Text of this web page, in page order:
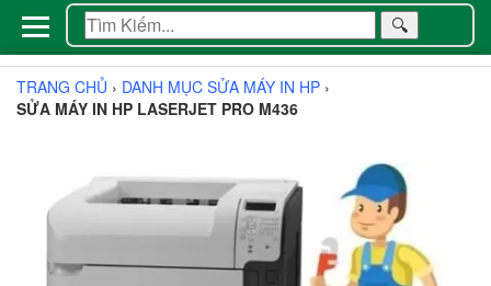
🔍
TRANG CHỦ › DANH MỤC SỬA MÁY IN HP ›
SỬA MÁY IN HP LASERJET PRO M436